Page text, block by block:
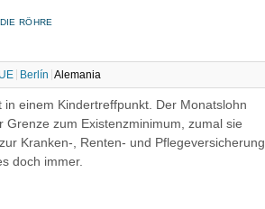
RÖHRE
UE Berlín Alemania
einem Kindertreffpunkt. Der Monatslohn
zum Existenzminimum, zumal sie
Kranken-, Renten- und Pflegeversicherung
doch immer.